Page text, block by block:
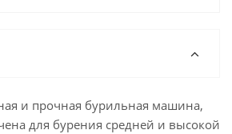
и прочная бурильная машина,
для бурения средней и высокой